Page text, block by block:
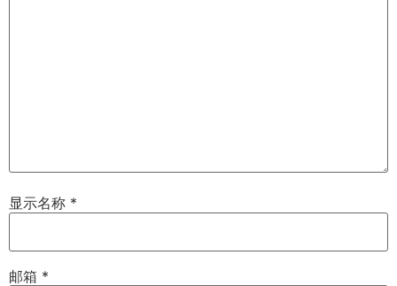
显示名称 *
邮箱 *